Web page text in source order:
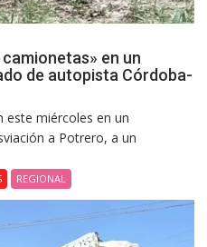
en un
de autopista Córdoba-
este miércoles en un
a Potrero, a un
REGIONAL